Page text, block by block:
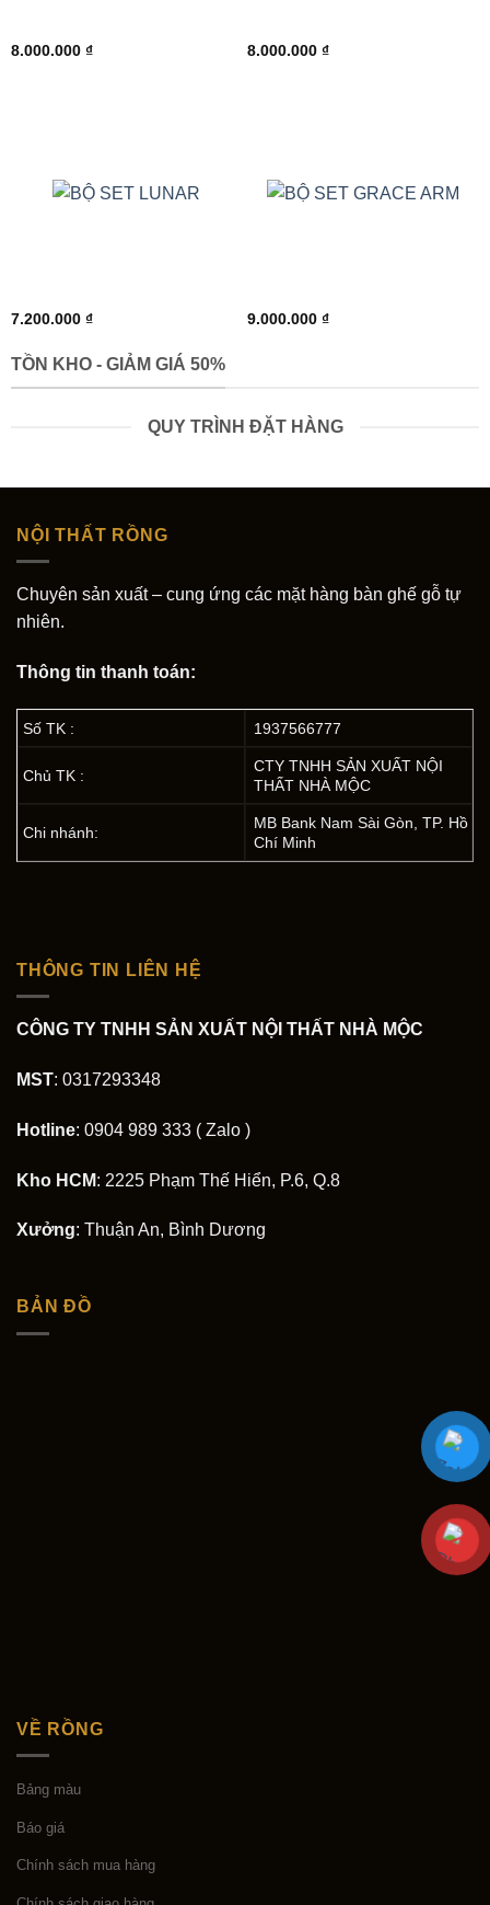
8.000.000 ₫ 8.000.000 ₫
7.200.000 ₫ 9.000.000 ₫
TỒN KHO - GIẢM GIÁ 50%
QUY TRÌNH ĐẶT HÀNG
NỘI THẤT RỒNG
Chuyên sản xuất – cung ứng các mặt hàng bàn ghế gỗ tự
nhiên.
Thông tin thanh toán:
Số TK : 1937566777
Chủ TK :
CTY TNHH SẢN XUẤT NỘI
THẤT NHÀ MỘC
Chi nhánh:
MB Bank Nam Sài Gòn, TP. Hồ
Chí Minh
THÔNG TIN LIÊN HỆ
CÔNG TY TNHH SẢN XUẤT NỘI THẤT NHÀ MỘC
MST: 0317293348
Hotline: 0904 989 333 ( Zalo )
Kho HCM: 2225 Phạm Thế Hiển, P.6, Q.8
Xưởng: Thuận An, Bình Dương
BẢN ĐỒ
VỀ RỒNG
Bảng màu
Báo giá
Chính sách mua hàng